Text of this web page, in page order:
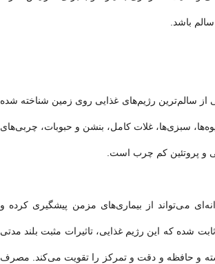
باشد.
از سالم‌ترین رژیم‌های غذایی روی زمین شناخته شده
سبزی‌ها، غلات کامل، بنشن و حبوبات، چربی‌های
و پروتئین کم چرب است.
می‌تواند از بیماری‌های مزمن پیشگیری کرده و
شده که این رژیم غذایی، تاثیرات مثبت بلند مدتی
و حافظه و دقت و تمرکز را تقویت می‌کند. مصرف